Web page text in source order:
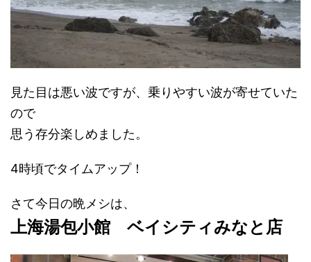
見た目は悪い波ですが、乗りやすい波が寄せていた
ので
思う存分楽しめました。
4時頃でタイムアップ！
さて今日の晩メシは、
上海湯包小館 ベイシティみなと店